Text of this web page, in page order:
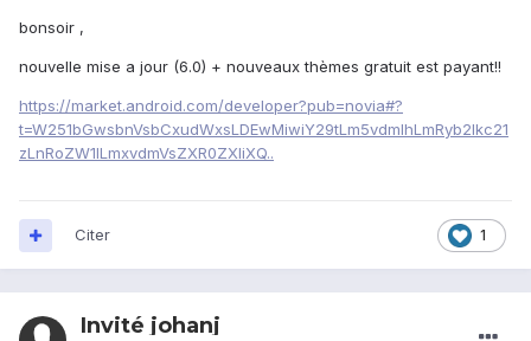
bonsoir ,
nouvelle mise a jour (6.0) + nouveaux thèmes gratuit est payant!!
https://market.android.com/developer?pub=novia#?
t=W251bGwsbnVsbCxudWxsLDEwMiwiY29tLm5vdmlhLmRyb2lkc21
zLnRoZW1lLmxvdmVsZXR0ZXIiXQ..
1
Citer
Invité johanj